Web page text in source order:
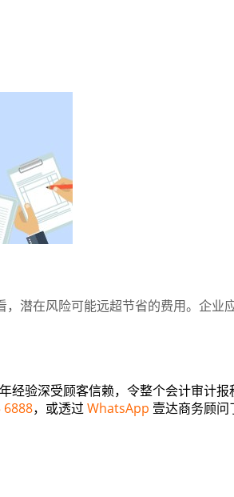
潜在风险可能远超节省的费用。企业
经验深受顾客信赖，令整个会计审计报
6888，或透过WhatsApp 壹达商务顾问